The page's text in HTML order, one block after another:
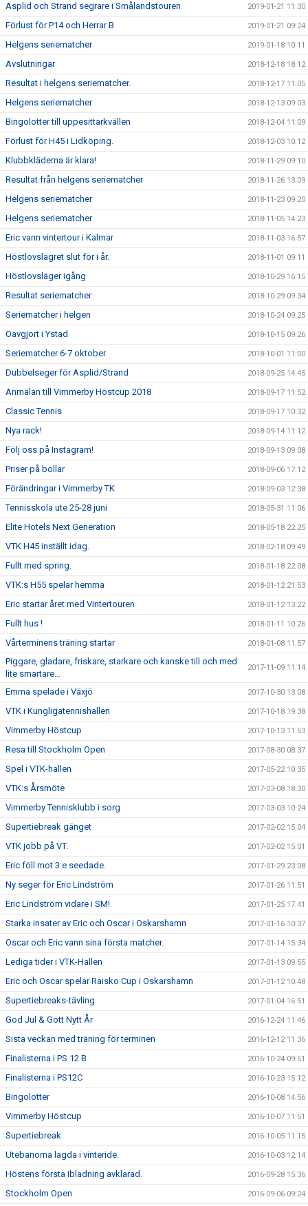
Asplid och Strand segrare i Smålandstouren 2019-01-21 11:30
Förlust för P14 och Herrar B 2019-01-21 09:24
Helgens seriematcher 2019-01-18 10:11
Avslutningar 2018-12-18 18:12
Resultat i helgens seriematcher. 2018-12-17 11:05
Helgens seriematcher 2018-12-13 09:03
Bingolotter till uppesittarkvällen 2018-12-04 11:09
Förlust för H45 i Lidköping. 2018-12-03 10:12
Klubbkläderna är klara! 2018-11-29 09:10
Resultat från helgens seriematcher 2018-11-26 13:09
Helgens seriematcher 2018-11-23 09:20
Helgens seriematcher 2018-11-05 14:23
Eric vann vintertour i Kalmar 2018-11-03 16:57
Höstlovslägret slut för i år. 2018-11-01 09:11
Höstlovsläger igång 2018-10-29 16:15
Resultat seriematcher 2018-10-29 09:34
Seriematcher i helgen 2018-10-24 09:25
Oavgjort i Ystad 2018-10-15 09:26
Seriematcher 6-7 oktober 2018-10-01 11:00
Dubbelseger för Asplid/Strand 2018-09-25 14:45
Anmälan till Vimmerby Höstcup 2018 2018-09-17 11:52
Classic Tennis 2018-09-17 10:32
Nya rack! 2018-09-14 11:12
Följ oss på Instagram! 2018-09-13 09:08
Priser på bollar 2018-09-06 17:12
Förändringar i Vimmerby TK 2018-09-03 12:38
Tennisskola ute 25-28 juni 2018-05-31 11:06
Elite Hotels Next Generation 2018-05-18 22:25
VTK H45 inställt idag. 2018-02-18 09:49
Fullt med spring. 2018-01-18 22:08
VTK:s H55 spelar hemma 2018-01-12 21:53
Eric startar året med Vintertouren 2018-01-12 13:22
Fullt hus ! 2018-01-11 10:26
Vårterminens träning startar 2018-01-08 11:57
Piggare, gladare, friskare, starkare och kanske till och med
lite smartare…
2017-11-09 11:14
Emma spelade i Växjö 2017-10-30 13:08
VTK i Kungligatennishallen 2017-10-18 19:38
Vimmerby Höstcup 2017-10-13 11:53
Resa till Stockholm Open 2017-08-30 08:37
Spel i VTK-hallen 2017-05-22 10:35
VTK:s Årsmöte 2017-03-08 18:30
Vimmerby Tennisklubb i sorg 2017-03-03 10:24
Supertiebreak gänget 2017-02-02 15:04
VTK jobb på VT. 2017-02-02 15:01
Eric föll mot 3:e seedade. 2017-01-29 23:08
Ny seger för Eric Lindström 2017-01-26 11:51
Eric Lindström vidare i SM! 2017-01-25 17:41
Starka insater av Eric och Oscar i Oskarshamn 2017-01-16 10:37
Oscar och Eric vann sina första matcher. 2017-01-14 15:34
Lediga tider i VTK-Hallen 2017-01-13 09:55
Eric och Oscar spelar Raisko Cup i Oskarshamn 2017-01-12 10:48
Supertiebreaks-tävling 2017-01-04 16:51
God Jul & Gott Nytt År 2016-12-24 11:46
Sista veckan med träning för terminen 2016-12-12 11:36
Finalisterna i PS 12 B 2016-10-24 09:51
Finalisterna i PS12C 2016-10-23 15:12
Bingolotter 2016-10-08 14:56
Vimmerby Höstcup 2016-10-07 11:51
Supertiebreak 2016-10-05 11:15
Utebanorna lagda i vinteride. 2016-10-03 12:14
Höstens första Ibladning avklarad. 2016-09-28 15:36
Stockholm Open 2016-09-06 09:24